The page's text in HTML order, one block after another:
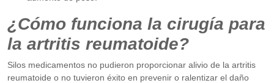
¿Cómo funciona la cirugía para
la artritis reumatoide?
Silos medicamentos no pudieron proporcionar alivio de la artritis
reumatoide o no tuvieron éxito en prevenir o ralentizar el daño